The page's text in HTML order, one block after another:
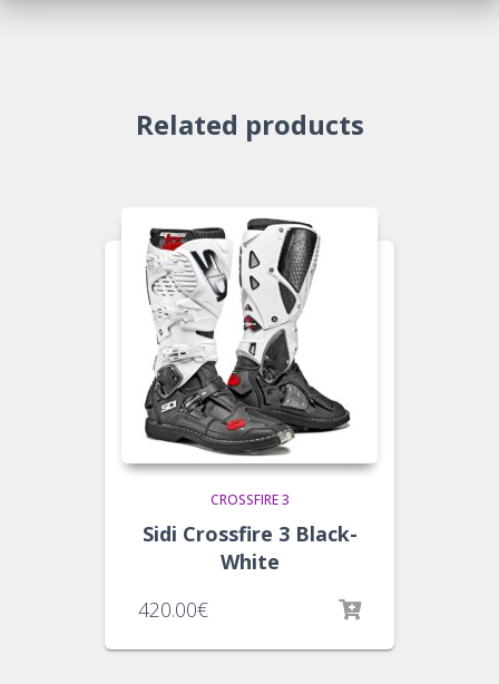
Related products
CROSSFIRE 3
Sidi Crossfire 3 Black-
White
420.00€